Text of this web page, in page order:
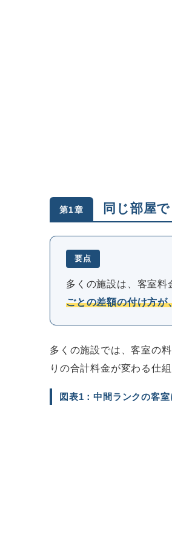
第1章 同じ部屋
要点
多くの施設は、客室
ごとの差額の付け方が
多くの施設では、客室の
りの合計料金が変わる仕
図表1：中間ランクの客